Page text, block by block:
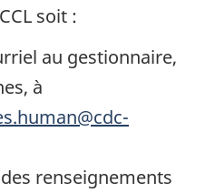
soit :
au gestionnaire,
à
renseignements